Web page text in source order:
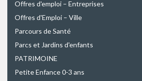
Offres d'emploi – Entreprises
Offres d'Emploi – Ville
Parcours de Santé
Parcs et Jardins d'enfants
PATRIMOINE
Petite Enfance 0-3 ans